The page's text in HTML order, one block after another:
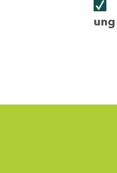
ung